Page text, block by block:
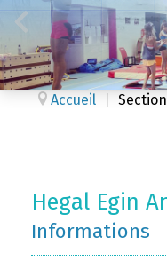
Accueil
Hegal Egin
Informations